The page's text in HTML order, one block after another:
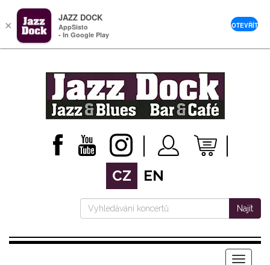
CZ EN
Najít
Menu
×
JAZZ DOCK
AppSisto
- In Google Play
OTEVŘÍT